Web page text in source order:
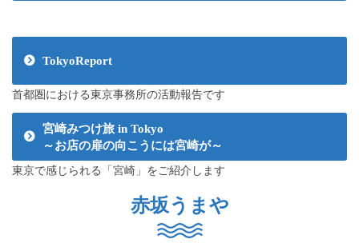
TokyoReport
首都圏における東京事務所の活動報告です
宮崎みつけ旅 in Tokyo
～お店の扉の向こうには宮崎が～
東京で感じられる「宮崎」をご紹介します
赤坂うまや